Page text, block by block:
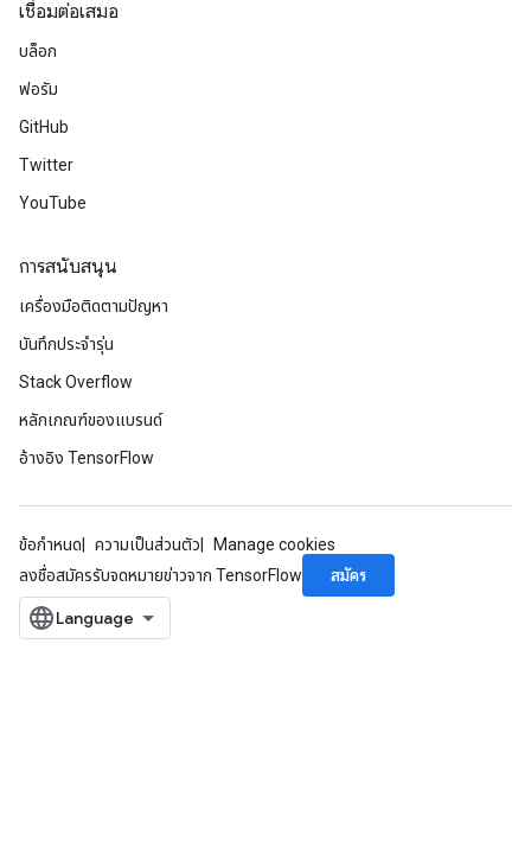
เชื่อมต่อเสมอ
บล็อก
ฟอรัม
GitHub
Twitter
YouTube
การสนับสนุน
เครื่องมือติดตามปัญหา
บันทึกประจำรุ่น
Stack Overflow
หลักเกณฑ์ของแบรนด์
อ้างอิง TensorFlow
ข้อกำหนด ความเป็นส่วนตัว
Manage cookies
ลงชื่อสมัครรับจดหมายข่าวจาก TensorFlow
สมัคร